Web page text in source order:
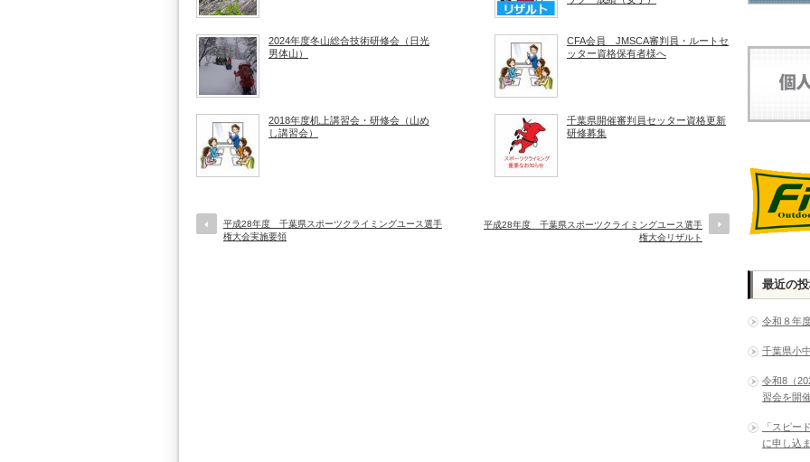
2024年度冬山総合技術研修会（日光
男体山）
CFA会員 JMSCA審判員・ルートセ
ッター資格保有者様へ
2018年度机上講習会・研修会（山め
し講習会）
千葉県開催審判員セッター資格更新
研修募集
平成28年度 千葉県スポーツクライミングユース選手
権大会実施要領
平成28年度 千葉県スポーツクライミングユース選手
権大会リザルト
最近の
令和８年
千葉県小
令和8（
習会を開
「スピー
に申し込